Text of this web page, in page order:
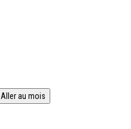
Aller au mois